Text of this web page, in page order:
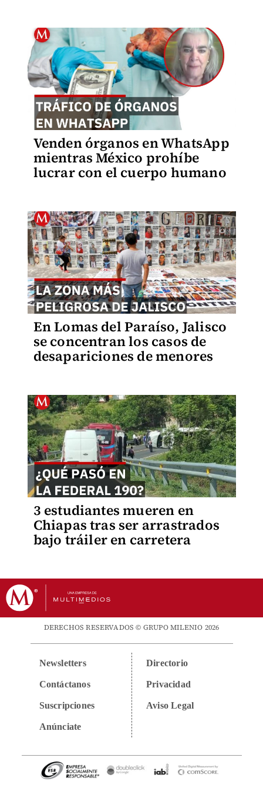
Venden órganos en WhatsApp
mientras México prohíbe
lucrar con el cuerpo humano
En Lomas del Paraíso, Jalisco
se concentran los casos de
desapariciones de menores
3 estudiantes mueren en
Chiapas tras ser arrastrados
bajo tráiler en carretera
DERECHOS RESERVADOS © GRUPO MILENIO 2026
Newsletters
Contáctanos
Suscripciones
Anúnciate
Directorio
Privacidad
Aviso Legal